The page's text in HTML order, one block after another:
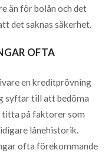
än för bolån och det
det saknas säkerhet.
OFTA
en kreditprövning
syftar till att bedöma
på faktorer som
lånehistorik.
ofta förekommande